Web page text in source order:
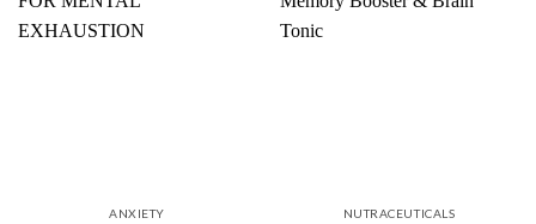
ANXIETY NUTRACEUTICALS